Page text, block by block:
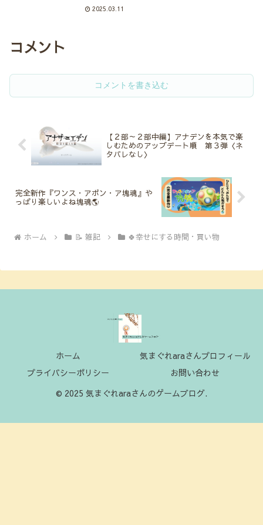
る方も多いのではないでしょう
す。PS5の種類の違いがわからな
い...
2025.03.11
コメント
コメントを書き込む
【２部～２部中編】アナデンを本気で楽
しむためのアップデート順 第３弾〈ネ
タバレなし〉
完全新作『ワンス・アポン・ア塊魂』や
っぱり楽しいよね塊魂🌎
ホーム 📝 雑記 🍀幸せにする時間・買い物
ホーム
気まぐれaraさんプロフィール
プライバシーポリシー
お問い合わせ
© 2025 気まぐれaraさんのゲームブログ.